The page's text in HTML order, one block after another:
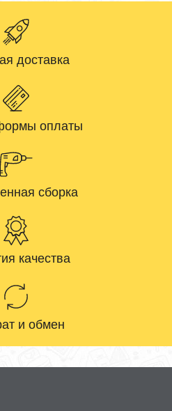
доставка
оплаты
сборка
качества
и обмен